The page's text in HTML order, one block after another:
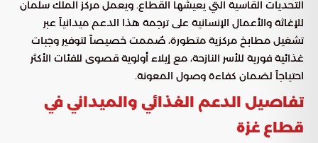
التحديات القاسية التي يعيشها القطاع. ويعمل مركز الملك سلمان
للإغاثة والأعمال الإنسانية على ترجمة هذا الدعم ميدانياً عبر
تشغيل مطابخ مركزية متطورة، صُممت خصيصاً لتوفير وجبات
غذائية فورية للأسر النازحة، مع إيلاء أولوية قصوى للفئات الأكثر
احتياجاً لضمان كفاءة وصول المعونة.
تفاصيل الدعم الغذائي والميداني في
قطاع غزة